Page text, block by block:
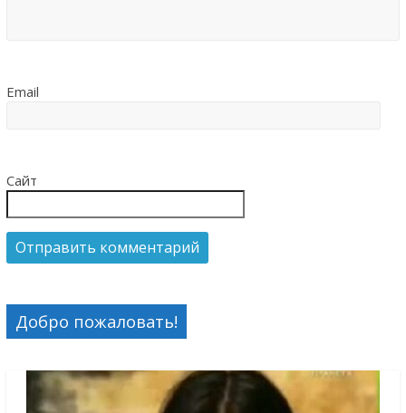
Email
Сайт
Добро пожаловать!